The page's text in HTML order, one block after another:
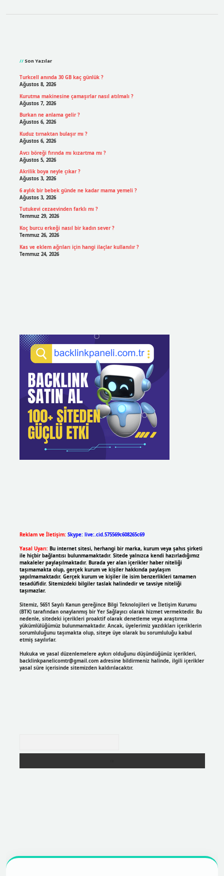
Son Yazılar
Turkcell anında 30 GB kaç günlük ?
Ağustos 8, 2026
Kurutma makinesine çamaşırlar nasıl atılmalı ?
Ağustos 7, 2026
Burkan ne anlama gelir ?
Ağustos 6, 2026
Kuduz tırnaktan bulaşır mı ?
Ağustos 6, 2026
Avcı böreği fırında mı kızartma mı ?
Ağustos 5, 2026
Akrilik boya neyle çıkar ?
Ağustos 3, 2026
6 aylık bir bebek günde ne kadar mama yemeli ?
Ağustos 3, 2026
Tutukevi cezaevinden farklı mı ?
Temmuz 29, 2026
Koç burcu erkeği nasıl bir kadın sever ?
Temmuz 26, 2026
Kas ve eklem ağrıları için hangi ilaçlar kullanılır ?
Temmuz 24, 2026
Reklam ve İletişim: Skype: live:.cid.575569c608265c69
Yasal Uyarı: Bu internet sitesi, herhangi bir marka, kurum veya şahıs şirketi
ile hiçbir bağlantısı bulunmamaktadır. Sitede yalnızca kendi hazırladığımız
makaleler paylaşılmaktadır. Burada yer alan içerikler haber niteliği
taşımamakta olup, gerçek kurum ve kişiler hakkında paylaşım
yapılmamaktadır. Gerçek kurum ve kişiler ile isim benzerlikleri tamamen
tesadüfidir. Sitemizdeki bilgiler taslak halindedir ve tavsiye niteliği
taşımazlar.
Sitemiz, 5651 Sayılı Kanun gereğince Bilgi Teknolojileri ve İletişim Kurumu
(BTK) tarafından onaylanmış bir Yer Sağlayıcı olarak hizmet vermektedir. Bu
nedenle, sitedeki içerikleri proaktif olarak denetleme veya araştırma
yükümlülüğümüz bulunmamaktadır. Ancak, üyelerimiz yazdıkları içeriklerin
sorumluluğunu taşımakta olup, siteye üye olarak bu sorumluluğu kabul
etmiş sayılırlar.
Hukuka ve yasal düzenlemelere aykırı olduğunu düşündüğünüz içerikleri,
backlinkpanelicomtr@gmail.comadresine bildirmeniz halinde, ilgili içerikler
yasal süre içerisinde sitemizden kaldırılacaktır.